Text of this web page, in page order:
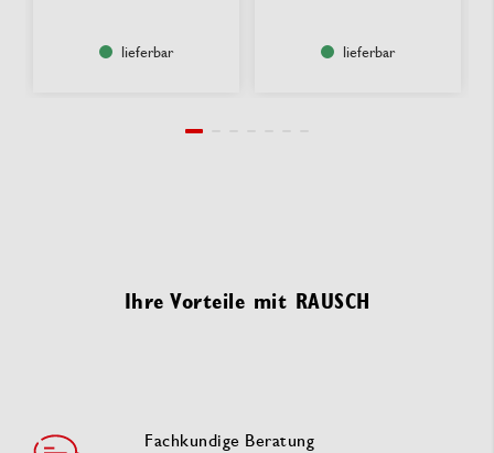
lieferbar lieferbar
Ihre Vorteile mit RAUSCH
Fachkundige Beratung